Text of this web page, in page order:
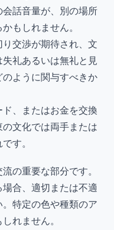
話音量が、別の場所
もしれません。
り交渉が期待され、文
礼あるいは無礼と見
ように関与すべきか
ド、またはお金を交換
文化では両手または
す。
の重要な部分です。
場合、適切または不適
特定の色や種類のア
れません。